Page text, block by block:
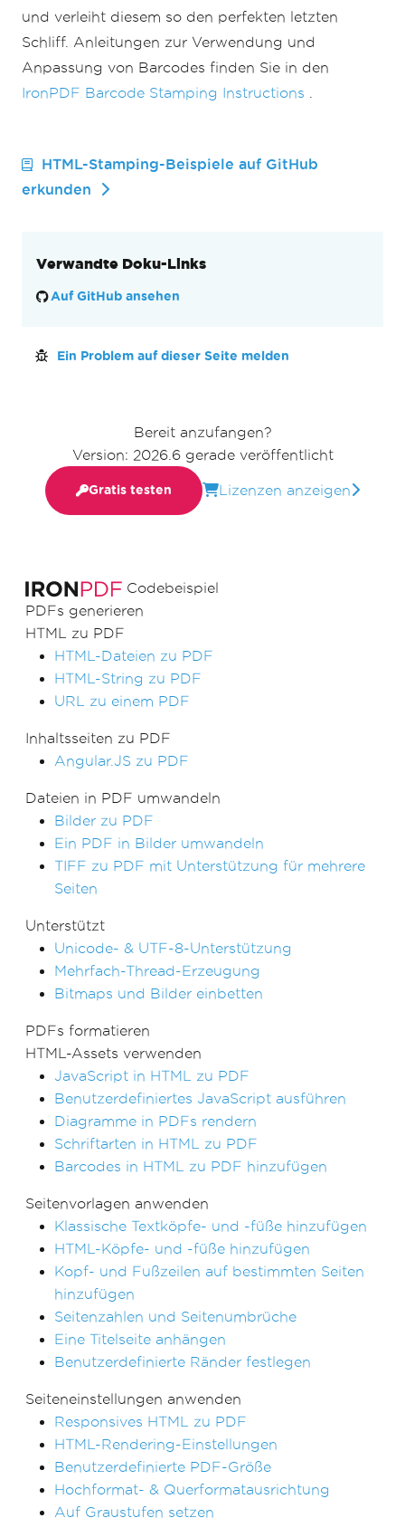
Codebeispiel
PDFs generieren
HTML zu PDF
HTML-Dateien zu PDF
HTML-String zu PDF
URL zu einem PDF
Inhaltsseiten zu PDF
Angular.JS zu PDF
Dateien in PDF umwandeln
Bilder zu PDF
Ein PDF in Bilder umwandeln
TIFF zu PDF mit Unterstützung für mehrere
Seiten
Unterstützt
Unicode- & UTF-8-Unterstützung
Mehrfach-Thread-Erzeugung
Bitmaps und Bilder einbetten
PDFs formatieren
HTML-Assets verwenden
JavaScript in HTML zu PDF
Benutzerdefiniertes JavaScript ausführen
Diagramme in PDFs rendern
Schriftarten in HTML zu PDF
Barcodes in HTML zu PDF hinzufügen
Seitenvorlagen anwenden
Klassische Textköpfe- und -füße hinzufügen
HTML-Köpfe- und -füße hinzufügen
Kopf- und Fußzeilen auf bestimmten Seiten
hinzufügen
Seitenzahlen und Seitenumbrüche
Eine Titelseite anhängen
Benutzerdefinierte Ränder festlegen
Seiteneinstellungen anwenden
Responsives HTML zu PDF
HTML-Rendering-Einstellungen
Benutzerdefinierte PDF-Größe
Hochformat- & Querformatausrichtung
Auf Graustufen setzen
und verleiht diesem so den perfekten letzten
Schliff. Anleitungen zur Verwendung und
Anpassung von Barcodes finden Sie in den
IronPDF Barcode Stamping Instructions
HTML-Stamping-Beispiele auf GitHub
erkunden
Verwandte Doku-Links
Auf GitHub ansehen
Ein Problem auf dieser Seite melden
Bereit anzufangen?
Version: 2026.6 gerade veröffentlicht
Gratis testen Lizenzen anzeigen